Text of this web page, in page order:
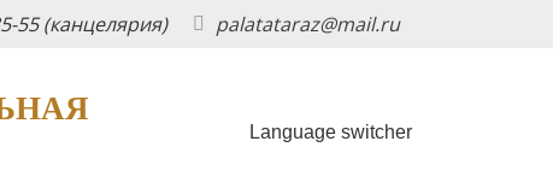
55 (канцелярия) palatataraz@mail.ru
Language switcher